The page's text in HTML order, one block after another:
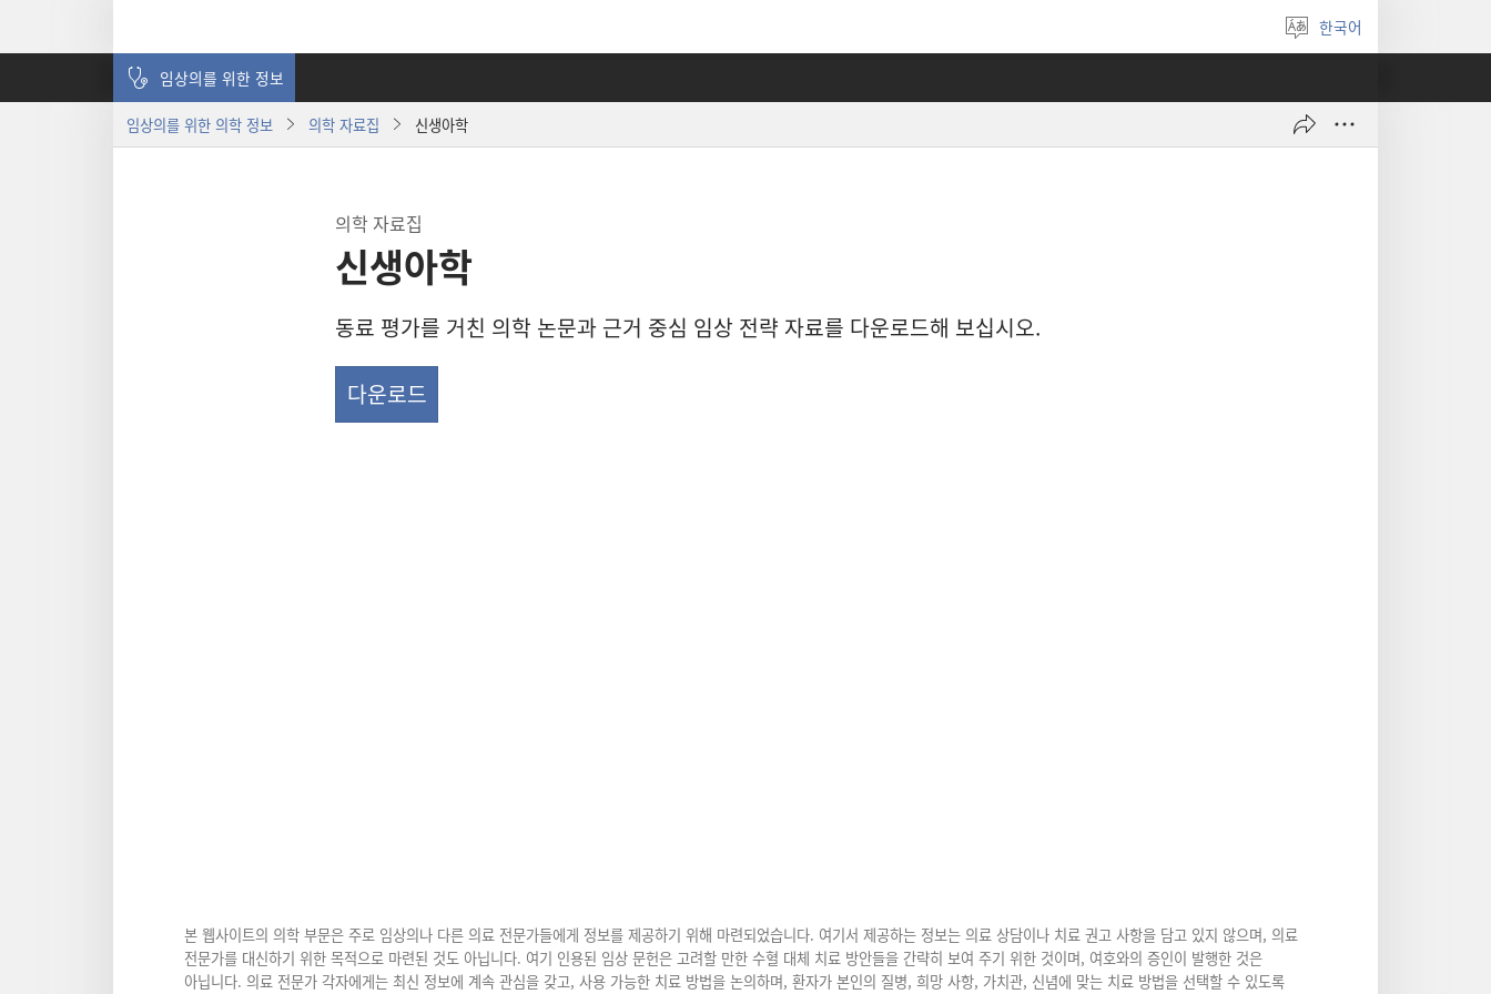
언어
선택
한국어
임상의를 위한 정보
임상의를 위한 의학 정보 의학 자료집 신생아학
의학 자료집
신생아학
동료 평가를 거친 의학 논문과 근거 중심 임상 전략 자료를 다운로드해 보십시오.
다운로드
본 웹사이트의 의학 부문은 주로 임상의나 다른 의료 전문가들에게 정보를 제공하기 위해 마련되었습니다. 여기서 제공하는 정보는 의료 상담이나 치료 권고 사항을 담고 있지 않으며, 의료
전문가를 대신하기 위한 목적으로 마련된 것도 아닙니다. 여기 인용된 임상 문헌은 고려할 만한 수혈 대체 치료 방안들을 간략히 보여 주기 위한 것이며, 여호와의 증인이 발행한 것은
아닙니다. 의료 전문가 각자에게는 최신 정보에 계속 관심을 갖고, 사용 가능한 치료 방법을 논의하며, 환자가 본인의 질병, 희망 사항, 가치관, 신념에 맞는 치료 방법을 선택할 수 있도록